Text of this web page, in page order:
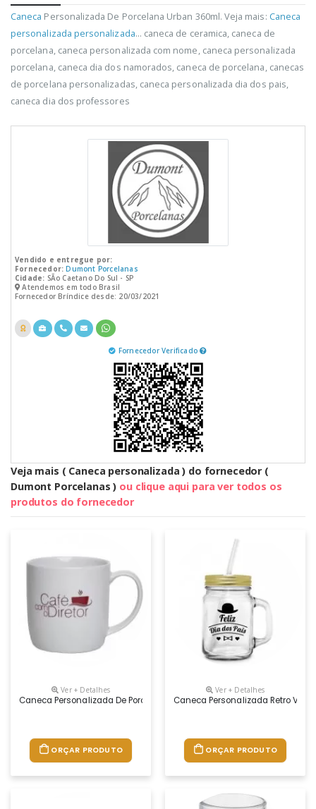
Caneca Personalizada De Porcelana Urban 360ml. Veja mais: Caneca
personalizada personalizada... caneca de ceramica, caneca de
porcelana, caneca personalizada com nome, caneca personalizada
porcelana, caneca dia dos namorados, caneca de porcelana, canecas
de porcelana personalizadas, caneca personalizada dia dos pais,
caneca dia dos professores
Vendido e entregue por:
Fornecedor: Dumont Porcelanas
Cidade: SÃo Caetano Do Sul - SP
Atendemos em todo Brasil
Fornecedor Bríndice desde: 20/03/2021
Fornecedor Verificado
Veja mais ( Caneca personalizada ) do fornecedor (
Dumont Porcelanas ) ou clique aqui para ver todos os
produtos do fornecedor
Ver + Detalhes
Caneca Personalizada De Porcelana Urban 360ml
ORÇAR PRODUTO
Ver + Detalhes
Caneca Personalizada Retro
ORÇAR PRODUTO